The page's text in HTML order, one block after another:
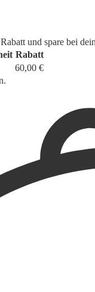
und spare bei
Rabatt
60,00 €